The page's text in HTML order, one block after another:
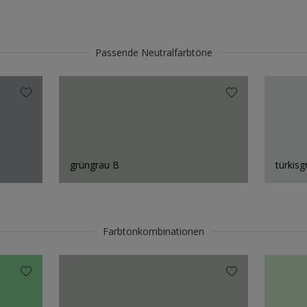
Passende Neutralfarbtöne
grüngrau B
Farbtonkombinationen